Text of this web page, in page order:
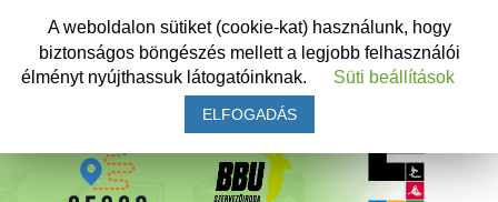
A weboldalon sütiket (cookie-kat) használunk, hogy
biztonságos böngészés mellett a legjobb felhasználói
élményt nyújthassuk látogatóinknak.
Süti beállítások
ELFOGADÁS